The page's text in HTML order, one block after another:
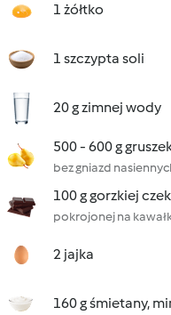
1 żółtko
1 szczypta soli
20 g zimnej wody
500 - 600 g
bez gniazd
100 g gorzkiej
pokrojonej na
2 jajka
160 g śmietany,